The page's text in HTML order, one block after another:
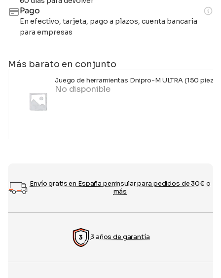
Pago
En efectivo, tarjeta, pago a plazos, cuenta bancaria
para empresas
Más barato en conjunto
Juego de herramientas Dnipro-M ULTRA (150
No disponible
Envío gratis en España peninsular para pedidos de 30€ o
más
3 años de garantía